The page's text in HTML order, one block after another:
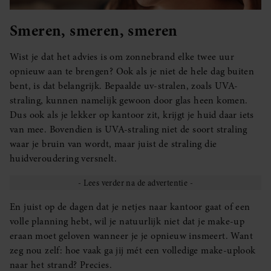
Smeren, smeren, smeren
Wist je dat het advies is om zonnebrand elke twee uur
opnieuw aan te brengen? Ook als je niet de hele dag buiten
bent, is dat belangrijk. Bepaalde uv-stralen, zoals UVA-
straling, kunnen namelijk gewoon door glas heen komen.
Dus ook als je lekker op kantoor zit, krijgt je huid daar iets
van mee. Bovendien is UVA-straling niet de soort straling
waar je bruin van wordt, maar juist de straling die
huidveroudering versnelt.
En juist op de dagen dat je netjes naar kantoor gaat of een
volle planning hebt, wil je natuurlijk niet dat je make-up
eraan moet geloven wanneer je je opnieuw insmeert. Want
zeg nou zelf: hoe vaak ga jij mét een volledige make-uplook
naar het strand? Precies.